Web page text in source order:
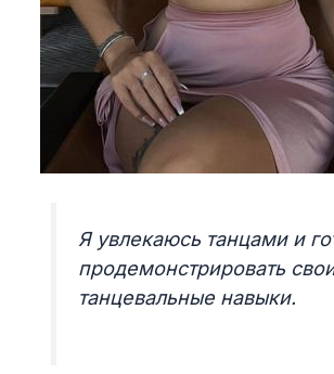
Я увлекаюсь танцами и
продемонстрировать
танцевальные навыки.